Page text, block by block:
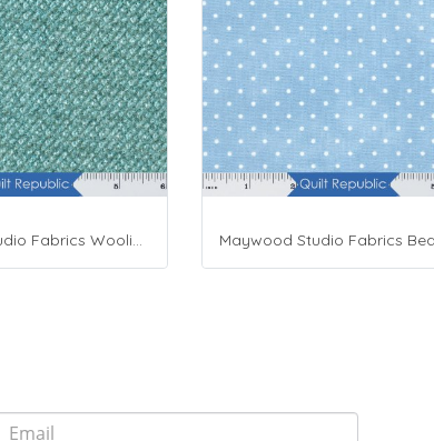
Maywood Studio Fabrics Woolies Flannel Green